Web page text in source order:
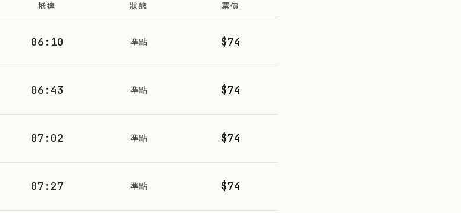
抵達 狀態 票價
06:10 準點 $74
06:43 準點 $74
07:02 準點 $74
07:27 準點 $74